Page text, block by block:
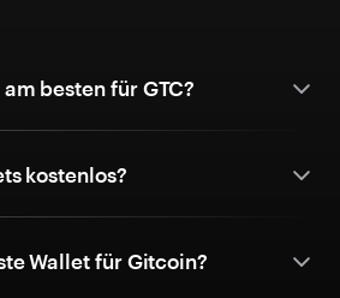
besten für GTC?
kostenlos?
Wallet für Gitcoin?